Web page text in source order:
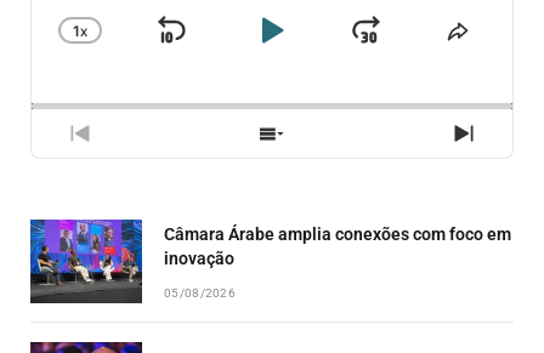
CHANGE
1X
SKIP
PLAYJUMP
PREVIOUS
EPISODE
SHOW
EPISODES
NEXT
Câmara Árabe amplia conexões com foco em
inovação
05/08/2026